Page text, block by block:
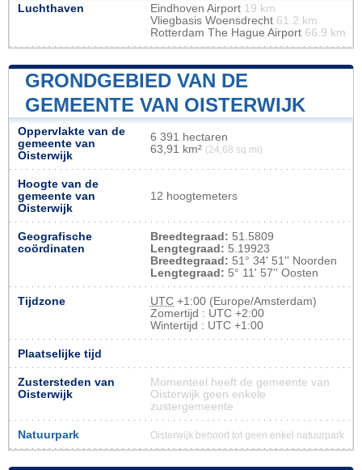
Luchthaven Eindhoven Airport 19 km
Vliegbasis Woensdrecht 61.2 km
Rotterdam The Hague Airport 66.9 km
GRONDGEBIED VAN DE
GEMEENTE VAN OISTERWIJK
Oppervlakte van de
gemeente van
Oisterwijk
6 391 hectaren
63,91 km² (24,68 sq mi)
Hoogte van de
gemeente van
Oisterwijk
12 hoogtemeters
Geografische
coördinaten
Breedtegraad: 51.5809
Lengtegraad: 5.19923
Breedtegraad: 51° 34' 51'' Noorden
Lengtegraad: 5° 11' 57'' Oosten
Tijdzone UTC +1:00 (Europe/Amsterdam)
Zomertijd : UTC +2:00
Wintertijd : UTC +1:00
Plaatselijke tijd
Zustersteden van
Oisterwijk
Momenteel heeft de gemeente van
Oisterwijk geen enkele
zustergemeente
Natuurpark Oisterwijk behoort tot geen enkel natuurpark